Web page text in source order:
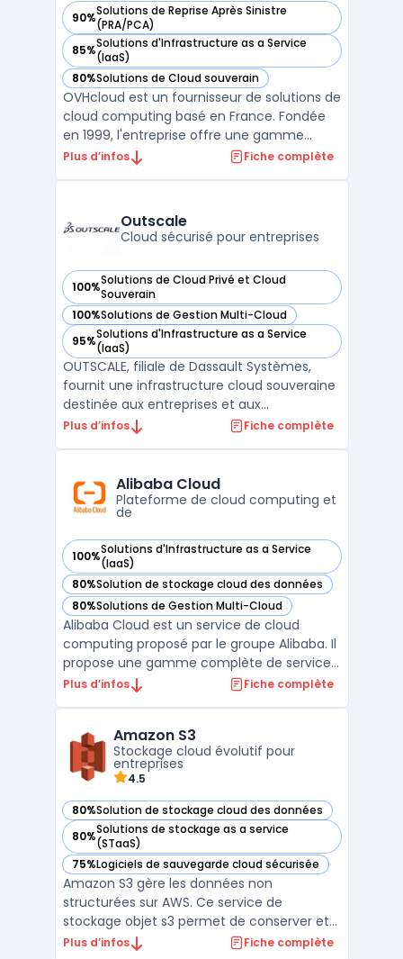
90%Solutions de Reprise Après Sinistre
(PRA/PCA)
— voir OVHcloud dans cette catégorie
85%Solutions d'Infrastructure as a Service
(IaaS)
— voir OVHcloud dans cette catégorie
80%Solutions de Cloud souverain
— voir OVHcloud dans cette catégorie
OVHcloud est un fournisseur de solutions de
cloud computing basé en France. Fondée
en 1999, l'entreprise offre une gamme
complète de services cloud, y compris des
gestion de projets. La plateforme cloud
d'OVHcloud est co ...
Plus d’infos Fiche complète
Outscale
Cloud sécurisé pour entreprises
100%Solutions de Cloud Privé et Cloud
Souverain
— voir Outscale dans cette catégorie
100%Solutions de Gestion Multi-Cloud
— voir Outscale dans cette catégorie
95%Solutions d'Infrastructure as a Service
(IaaS)
— voir Outscale dans cette catégorie
OUTSCALE, filiale de Dassault Systèmes,
fournit une infrastructure cloud souveraine
destinée aux entreprises et aux
organisations publiques. Sa plateforme
données en conformité avec le RGPD.
L’ensemble des services propos ...
Plus d’infos Fiche complète
Alibaba Cloud
Plateforme de cloud computing et
de
100%Solutions d'Infrastructure as a Service
(IaaS)
— voir Alibaba Cloud dans cette catégorie
80%Solution de stockage cloud des données
— voir Alibaba Cloud dans cette catégorie
80%Solutions de Gestion Multi-Cloud
— voir Alibaba Cloud dans cette catégorie
Alibaba Cloud est un service de cloud
computing proposé par le groupe Alibaba. Il
propose une gamme complète de services
cloud adaptés aux entreprises, allant du
surtout présent en Asie mais continue de
gagner en popularité ...
Plus d’infos Fiche complète
Amazon S3
Stockage cloud évolutif pour
entreprises
4.5
80%Solution de stockage cloud des données
— voir Amazon S3 dans cette catégorie
80%Solutions de stockage as a service
(STaaS)
— voir Amazon S3 dans cette catégorie
75%Logiciels de sauvegarde cloud sécurisée
— voir Amazon S3 dans cette catégorie
Amazon S3 gère les données non
structurées sur AWS. Ce service de
stockage objet s3 permet de conserver et
récupérer tout volume de fichiers. Les
Plus d’infos Fiche complète